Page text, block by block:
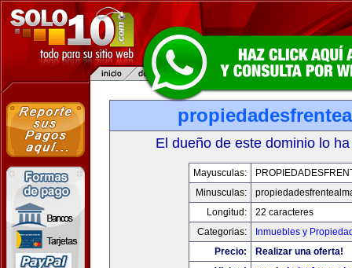
El dueño de este dominio lo
Mayusculas:
Minusculas:
Longitud:
22 caracteres
Categorias:
Inmuebles y
Precio:
Realizar una oferta!